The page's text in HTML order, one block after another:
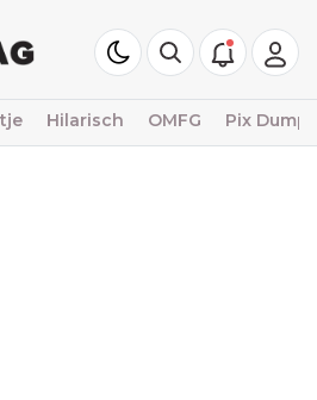
Hilarisch OMFG Pix Dump